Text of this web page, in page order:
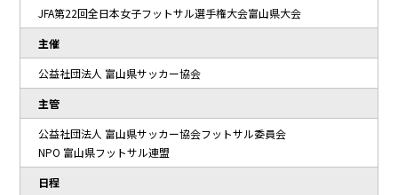
JFA第22回全日本女子フットサル選手権大会富山県大会
主催
公益社団法人 富山県サッカー協会
主管
公益社団法人 富山県サッカー協会フットサル委員会
NPO 富山県フットサル連盟
日程